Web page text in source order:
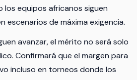
los equipos africanos siguen
escenarios de máxima exigencia.
avanzar, el mérito no será solo
Confirmará que el margen para
incluso en torneos donde los